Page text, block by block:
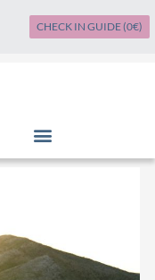
CHECK IN GUIDE (0€)